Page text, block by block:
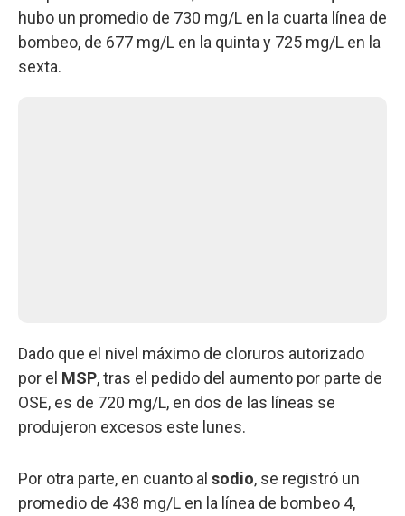
hubo un promedio de 730 mg/L en la cuarta línea de
bombeo, de 677 mg/L en la quinta y 725 mg/L en la
sexta.
Dado que el nivel máximo de cloruros autorizado
por el MSP, tras el pedido del aumento por parte de
OSE, es de 720 mg/L, en dos de las líneas se
produjeron excesos este lunes.
Por otra parte, en cuanto al sodio, se registró un
promedio de 438 mg/L en la línea de bombeo 4,